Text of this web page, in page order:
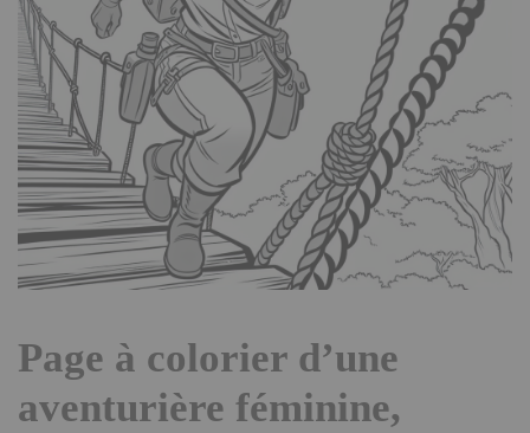
Page à colorier d’une
aventurière féminine,